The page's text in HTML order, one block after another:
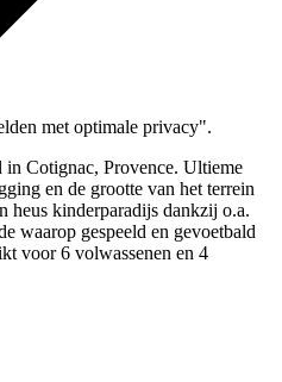
met optimale privacy".
Cotignac, Provence. Ultieme
en de grootte van het terrein
heus kinderparadijs dankzij o.a.
waarop gespeeld en gevoetbald
voor 6 volwassenen en 4